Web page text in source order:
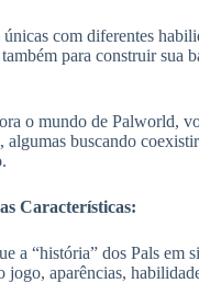
com diferentes
para construir sua
o mundo de Palworld,
algumas buscando
Características:
a “história” dos Pals
jogo, aparências,